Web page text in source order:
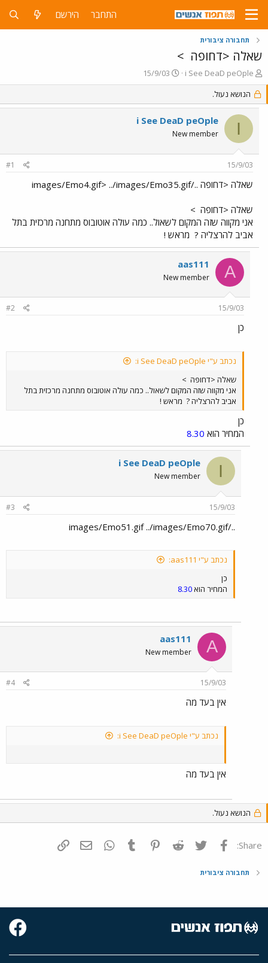
התחבר הירשם
תחבורה ציבורית
שאלה <דחופה >
פ
ו
ת
ח
נ
i See DeaD peOple
פ
ו
ס
ב
ך
15/9/03
הנושא נעול.
I
i See DeaD peOple
New member
15/9/03
#1
שאלה <דחופה ../images/Emo4.gif> ../images/Emo35.gif
שאלה <דחופה >
אני מקווה שזה המקום לשאול.. כמה עולה אוטובוס מתחנה מרכזית בתל
אביב להרצליה ? מראש !
A
aas111
New member
15/9/03
#2
כן
נכתב ע"י i See DeaD peOple:
שאלה <דחופה >
אני מקווה שזה המקום לשאול.. כמה עולה אוטובוס מתחנה מרכזית בתל
אביב להרצליה ? מראש !
כן
המחיר הוא 8.30
I
i See DeaD peOple
New member
15/9/03
#3
../images/Emo51.gif ../images/Emo70.gif
נכתב ע"י aas111:
כן
המחיר הוא8.30
A
aas111
New member
15/9/03
#4
אין בעד מה
נכתב ע"י i See DeaD peOple:
אין בעד מה
הנושא נעול.
Share: פייסבוק Twitter
Reddit
Pinterest
Tumblr
WhatsAppדואר אלקטרוני
תחבורה ציבורית